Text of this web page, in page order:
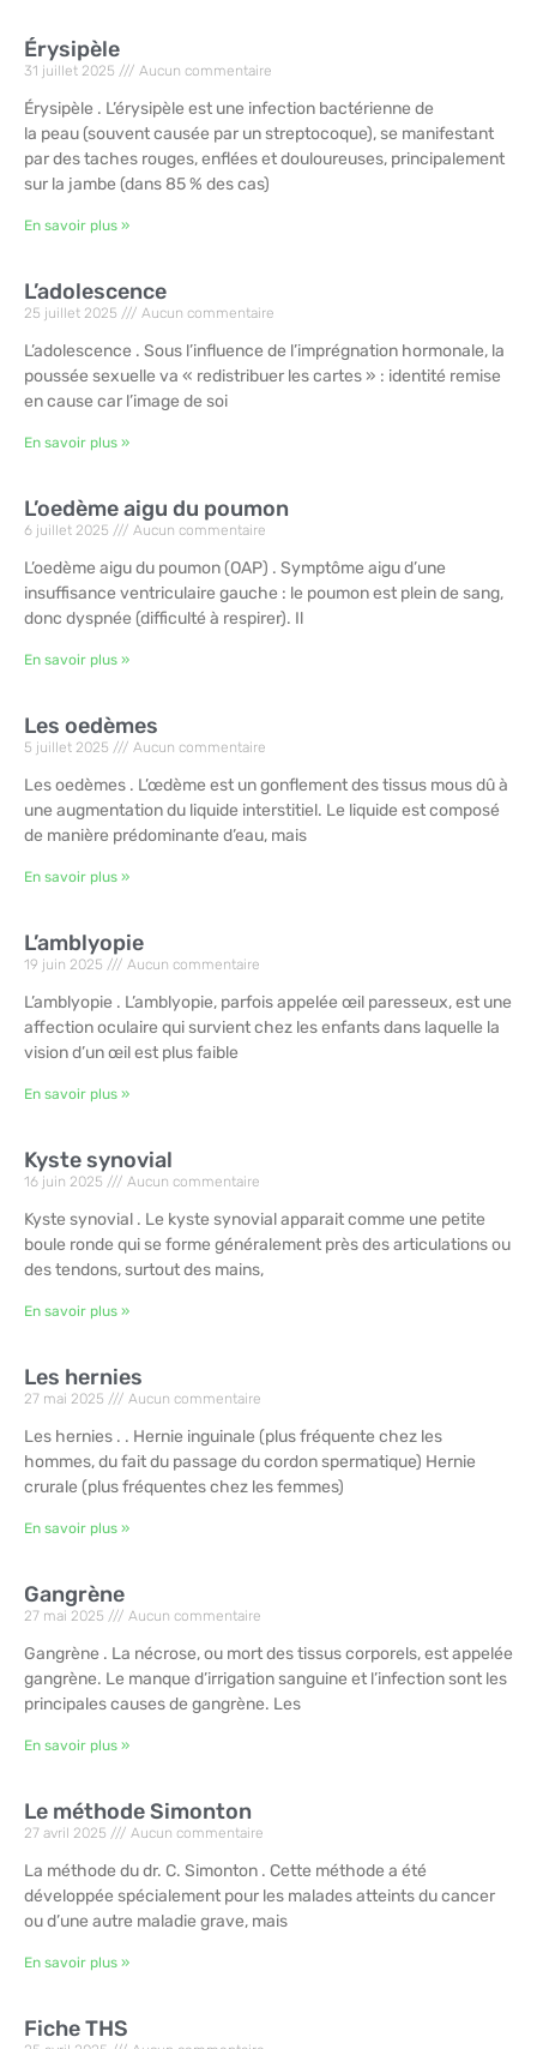
Érysipèle
31 juillet 2025 Aucun commentaire
Érysipèle . L’érysipèle est une infection bactérienne de
la peau (souvent causée par un streptocoque), se manifestant
par des taches rouges, enflées et douloureuses, principalement
sur la jambe (dans 85 % des cas)
En savoir plus »
L’adolescence
25 juillet 2025 Aucun commentaire
L’adolescence . Sous l’influence de l’imprégnation hormonale, la
poussée sexuelle va « redistribuer les cartes » : identité remise
en cause car l’image de soi
En savoir plus »
L’oedème aigu du poumon
6 juillet 2025 Aucun commentaire
L’oedème aigu du poumon (OAP) . Symptôme aigu d’une
insuffisance ventriculaire gauche : le poumon est plein de sang,
donc dyspnée (difficulté à respirer). Il
En savoir plus »
Les oedèmes
5 juillet 2025 Aucun commentaire
Les oedèmes . L’œdème est un gonflement des tissus mous dû à
une augmentation du liquide interstitiel. Le liquide est composé
de manière prédominante d’eau, mais
En savoir plus »
L’amblyopie
19 juin 2025 Aucun commentaire
L’amblyopie . L’amblyopie, parfois appelée œil paresseux, est une
affection oculaire qui survient chez les enfants dans laquelle la
vision d’un œil est plus faible
En savoir plus »
Kyste synovial
16 juin 2025 Aucun commentaire
Kyste synovial . Le kyste synovial apparait comme une petite
boule ronde qui se forme généralement près des articulations ou
des tendons, surtout des mains,
En savoir plus »
Les hernies
27 mai 2025 Aucun commentaire
Les hernies . . Hernie inguinale (plus fréquente chez les
hommes, du fait du passage du cordon spermatique) Hernie
crurale (plus fréquentes chez les femmes)
En savoir plus »
Gangrène
27 mai 2025 Aucun commentaire
Gangrène . La nécrose, ou mort des tissus corporels, est appelée
gangrène. Le manque d’irrigation sanguine et l’infection sont les
principales causes de gangrène. Les
En savoir plus »
Le méthode Simonton
27 avril 2025 Aucun commentaire
La méthode du dr. C. Simonton . Cette méthode a été
développée spécialement pour les malades atteints du cancer
ou d’une autre maladie grave, mais
En savoir plus »
Fiche THS